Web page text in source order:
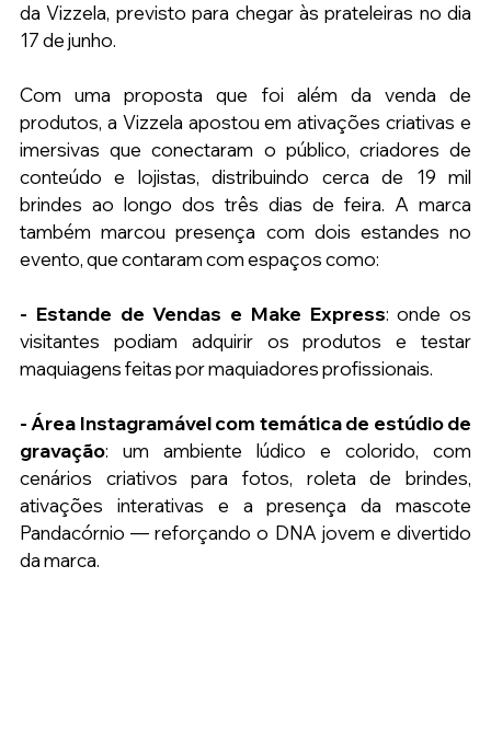
da Vizzela, previsto para chegar às prateleiras no dia
17 de junho.
Com uma proposta que foi além da venda de
produtos, a Vizzela apostou em ativações criativas e
imersivas que conectaram o público, criadores de
conteúdo e lojistas, distribuindo cerca de 19 mil
brindes ao longo dos três dias de feira. A marca
também marcou presença com dois estandes no
evento, que contaram com espaços como:
- Estande de Vendas e Make Express: onde os
visitantes podiam adquirir os produtos e testar
maquiagens feitas por maquiadores profissionais.
- Área Instagramável com temática de estúdio de
gravação: um ambiente lúdico e colorido, com
cenários criativos para fotos, roleta de brindes,
ativações interativas e a presença da mascote
Pandacórnio — reforçando o DNA jovem e divertido
da marca.